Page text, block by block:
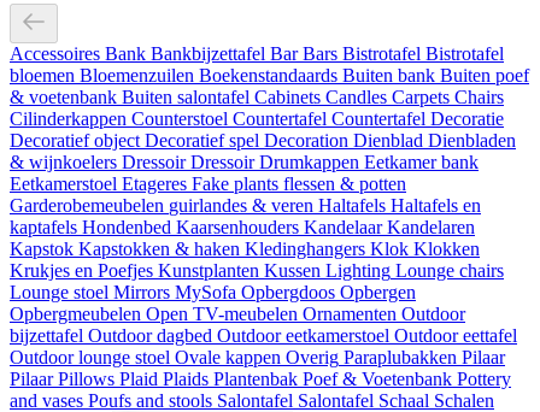
Accessoires Bank Bankbijzettafel Bar Bars Bistrotafel Bistrotafel
bloemen Bloemenzuilen Boekenstandaards Buiten bank Buiten poef
& voetenbank Buiten salontafel Cabinets Candles Carpets Chairs
Cilinderkappen Counterstoel Countertafel Countertafel Decoratie
Decoratief object Decoratief spel Decoration Dienblad Dienbladen
& wijnkoelers Dressoir Dressoir Drumkappen Eetkamer bank
Eetkamerstoel Etageres Fake plants flessen & potten
Garderobemeubelen guirlandes & veren Haltafels Haltafels en
kaptafels Hondenbed Kaarsenhouders Kandelaar Kandelaren
Kapstok Kapstokken & haken Kledinghangers Klok Klokken
Krukjes en Poefjes Kunstplanten Kussen Lighting Lounge chairs
Lounge stoel Mirrors MySofa Opbergdoos Opbergen
Opbergmeubelen Open TV-meubelen Ornamenten Outdoor
bijzettafel Outdoor dagbed Outdoor eetkamerstoel Outdoor eettafel
Outdoor lounge stoel Ovale kappen Overig Paraplubakken Pilaar
Pilaar Pillows Plaid Plaids Plantenbak Poef & Voetenbank Pottery
and vases Poufs and stools Salontafel Salontafel Schaal Schalen